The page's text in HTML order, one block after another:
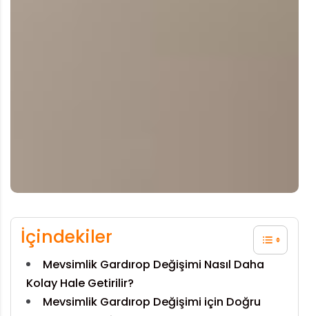
İçindekiler
Mevsimlik Gardırop Değişimi Nasıl Daha
Kolay Hale Getirilir?
Mevsimlik Gardırop Değişimi için Doğru